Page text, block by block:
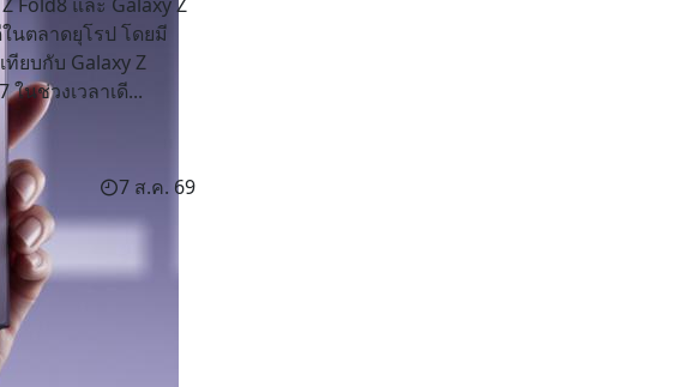
นตลาดยุโรป โดยมี
ทียบกับ Galaxy Z
ในช่วงเวลาเดี...
7 ส.ค. 69